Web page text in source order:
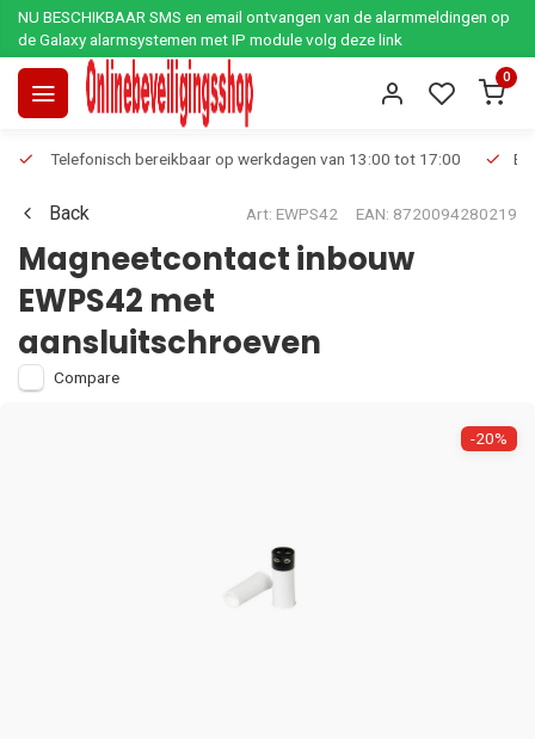
NU BESCHIKBAAR SMS en email ontvangen van de alarmmeldingen op
de Galaxy alarmsystemen met IP module volg deze link
0
Telefonisch bereikbaar op werkdagen van 13:00 tot 17:00
Back Art: EWPS42 EAN: 8720094280219
Magneetcontact inbouw
EWPS42 met
aansluitschroeven
Compare
-20%